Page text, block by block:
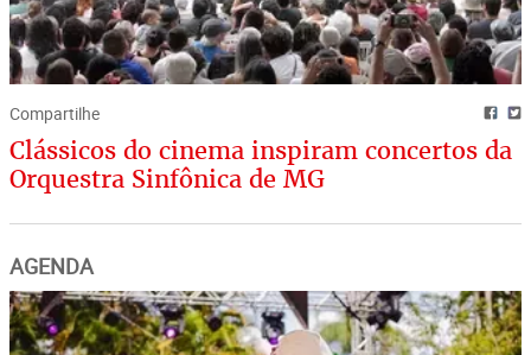
Compartilhe
Clássicos do cinema inspiram concertos da
Orquestra Sinfônica de MG
AGENDA